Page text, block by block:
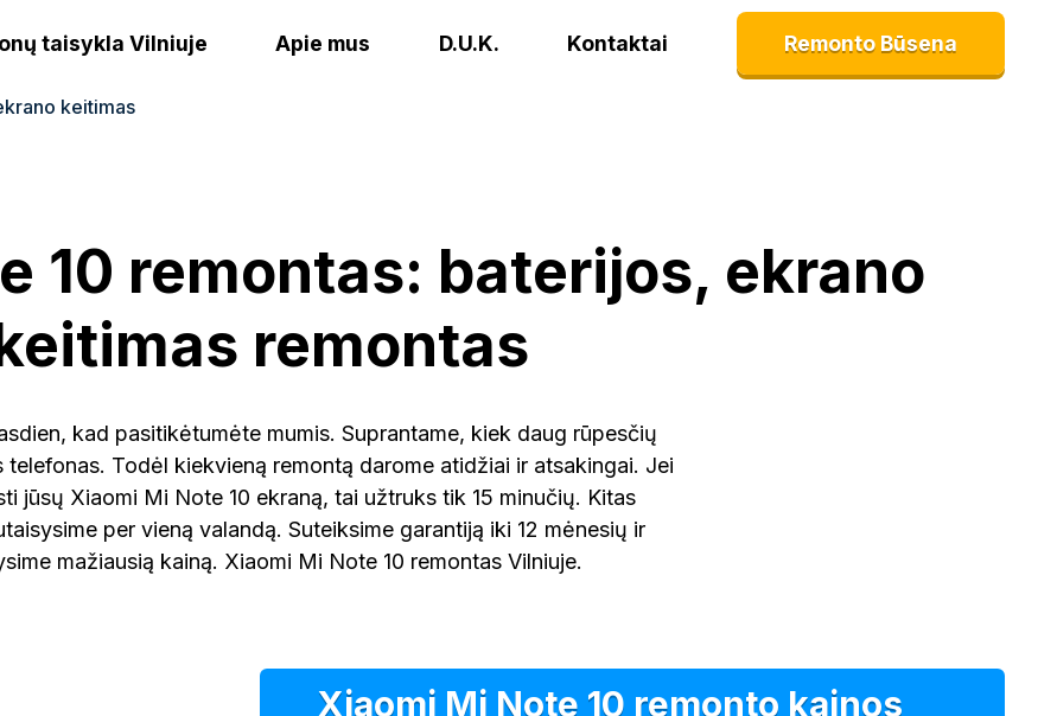
taisykla Vilniuje Apie mus D.U.K. Kontaktai Remonto Būsena
keitimas
10 remontas: baterijos, ekrano
remontas
kad pasitikėtumėte mumis. Suprantame, kiek daug rūpesčių
telefonas. Todėl kiekvieną remontą darome atidžiai ir atsakingai. Jei
jūsų Xiaomi Mi Note 10 ekraną, tai užtruks tik 15 minučių. Kitas
per vieną valandą. Suteiksime garantiją iki 12 mėnesių ir
mažiausią kainą. Xiaomi Mi Note 10 remontas Vilniuje.
Xiaomi Mi Note 10 remonto kainos